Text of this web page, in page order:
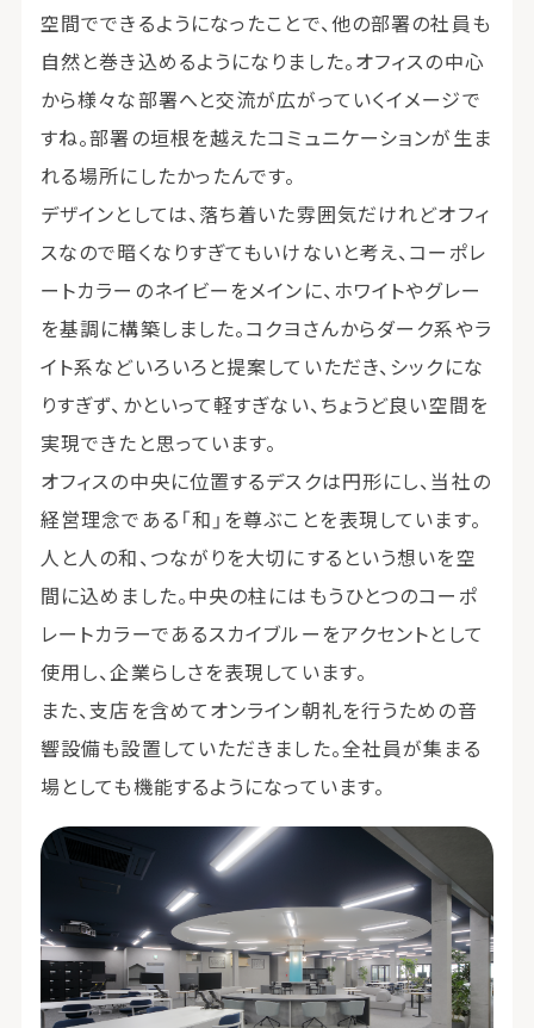
空間でできるようになったことで、他の部署の社員も
自然と巻き込めるようになりました。オフィスの中心
から様々な部署へと交流が広がっていくイメージで
すね。部署の垣根を越えたコミュニケーションが生ま
れる場所にしたかったんです。
デザインとしては、落ち着いた雰囲気だけれどオフィ
スなので暗くなりすぎてもいけないと考え、コーポレ
ートカラーのネイビーをメインに、ホワイトやグレー
を基調に構築しました。コクヨさんからダーク系やラ
イト系などいろいろと提案していただき、シックにな
りすぎず、かといって軽すぎない、ちょうど良い空間を
実現できたと思っています。
オフィスの中央に位置するデスクは円形にし、当社の
経営理念である「和」を尊ぶことを表現しています。
人と人の和、つながりを大切にするという想いを空
間に込めました。中央の柱にはもうひとつのコーポ
レートカラーであるスカイブルーをアクセントとして
使用し、企業らしさを表現しています。
また、支店を含めてオンライン朝礼を行うための音
響設備も設置していただきました。全社員が集まる
場としても機能するようになっています。